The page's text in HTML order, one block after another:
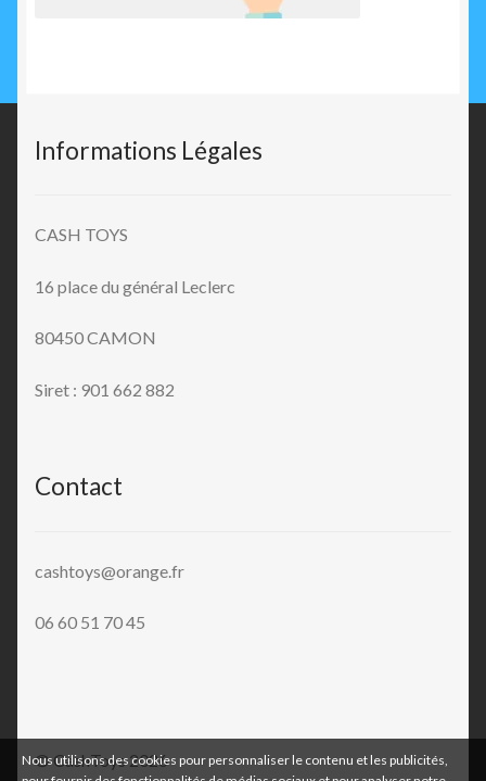
Informations Légales
CASH TOYS
16 place du général Leclerc
80450 CAMON
Siret : 901 662 882
Contact
cashtoys@orange.fr
06 60 51 70 45
© CashToys 2026
Nous utilisons des cookies pour personnaliser le contenu et les publicités,